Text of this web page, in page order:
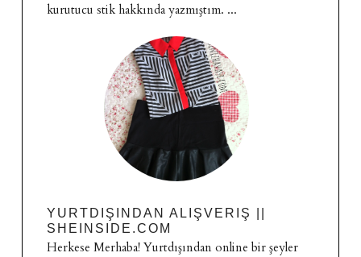
kurutucu stik hakkında yazmıştım. ...
YURTDIŞINDAN ALIŞVERIŞ ||
SHEINSIDE.COM
Herkese Merhaba! Yurtdışından online bir şeyler